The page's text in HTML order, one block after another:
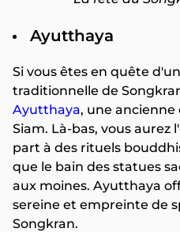
Ayutthaya
Si vous êtes en quête
traditionnelle de
Ayutthaya, une
Siam. Là-bas, vous
part à des rituels
que le bain des statues
aux moines. Ayutthaya
sereine et empreinte de
Songkran.